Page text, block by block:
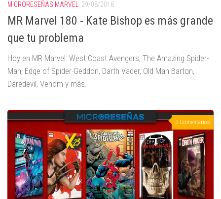
MICRORESEÑAS MARVEL 29/08/2018
MR Marvel 180 - Kate Bishop es más grande
que tu problema
Hoy en MR Marvel: West Coast Avengers, The Amazing Spider-
Man, Edge of Spider-Geddon, Darth Vader, Old Man Barton,
Daredevil, Venom y más.
3 Comentarios